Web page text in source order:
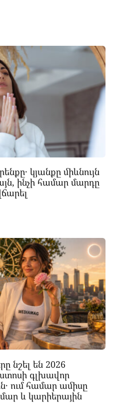
կյանքը միևնույն
ինչի համար մարդը
նշել են 2026
գլխավոր
ում համար ամիսը
և կարիերային